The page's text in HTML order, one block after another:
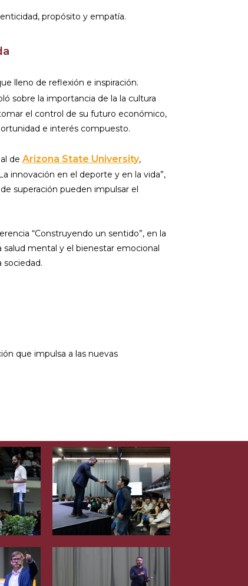
propósito y empatía.
lleno de reflexión e inspiración.
sobre la importancia de la la cultura
el control de su futuro económico,
e interés compuesto.
de Arizona State University,
innovación en el deporte y en la vida”,
superación pueden impulsar el
“Construyendo un sentido”, en la
salud mental y el bienestar emocional
sociedad.
que impulsa a las nuevas